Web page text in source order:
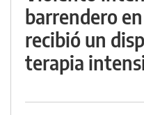
barrendero
recibió un
terapia